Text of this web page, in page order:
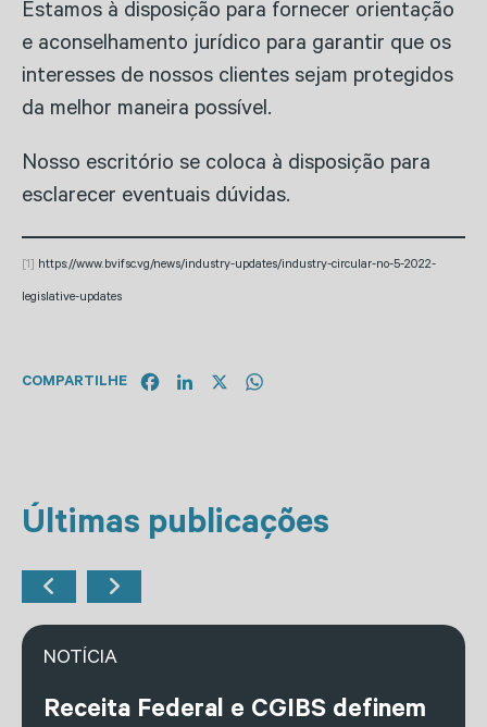
Estamos à disposição para fornecer orientação
e aconselhamento jurídico para garantir que os
interesses de nossos clientes sejam protegidos
da melhor maneira possível.
Nosso escritório se coloca à disposição para
esclarecer eventuais dúvidas.
[1] https://www.bvifsc.vg/news/industry-updates/industry-circular-no-5-2022-
legislative-updates
COMPARTILHE FacebookLinkedIn
Últimas publicações
NOTÍCIA
Receita Federal e CGIBS definem